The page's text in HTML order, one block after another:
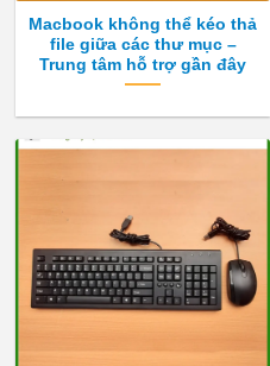
Macbook không thể kéo thả
file giữa các thư mục –
Trung tâm hỗ trợ gần đây